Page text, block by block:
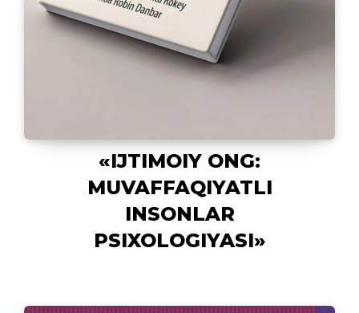
«IJTIMOIY ONG:
MUVAFFAQIYATLI
INSONLAR
PSIXOLOGIYASI»